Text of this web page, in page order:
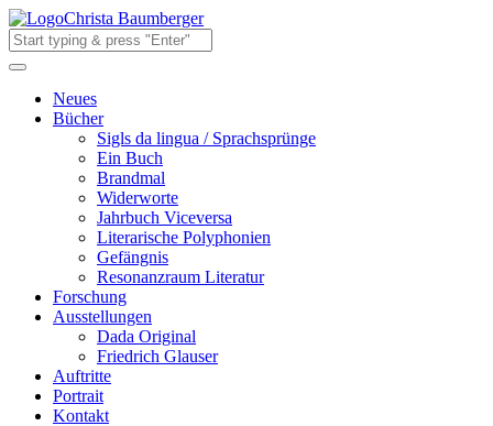
Christa Baumberger
Neues
Bücher
Sigls da lingua / Sprachsprünge
Ein Buch
Brandmal
Widerworte
Jahrbuch Viceversa
Literarische Polyphonien
Gefängnis
Resonanzraum Literatur
Forschung
Ausstellungen
Dada Original
Friedrich Glauser
Auftritte
Portrait
Kontakt